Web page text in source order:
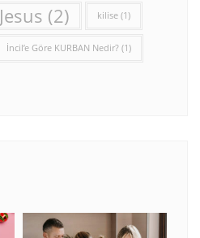
Jesus (2) kilise (1)
İncil’e Göre KURBAN Nedir? (1)